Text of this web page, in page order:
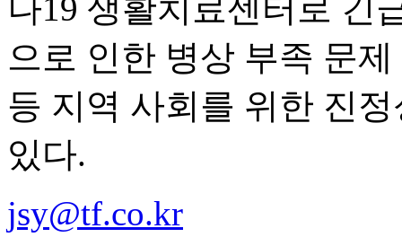
나19 생활치료센터로 긴
으로 인한 병상 부족 문
등 지역 사회를 위한 진
있다.
jsy@tf.co.kr